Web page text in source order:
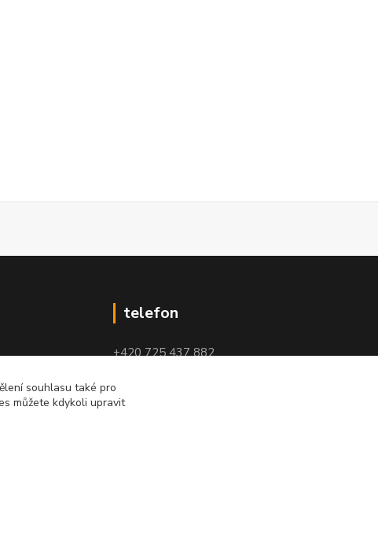
telefon
+420 725 437 882
+420 727 880 789
souhlasu také pro
můžete kdykoli upravit